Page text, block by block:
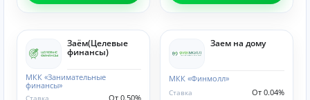
Заём(Целевые
финансы)
МКК «Занимательные
финансы»
От 0.50%
Ставка
Заем на дому
МКК «Финмолл»
От 0.04%
Ставка